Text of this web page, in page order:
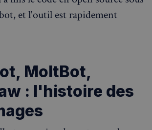
et l'outil est rapidement
MoltBot,
: l'histoire des